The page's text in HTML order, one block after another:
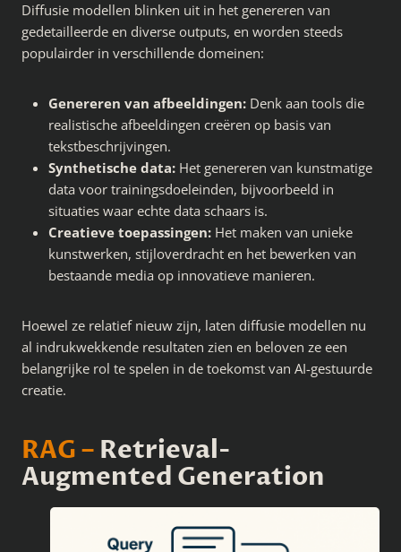
Diffusie modellen blinken uit in het genereren van
gedetailleerde en diverse outputs, en worden steeds
populairder in verschillende domeinen:
Genereren van afbeeldingen: Denk aan tools die
realistische afbeeldingen creëren op basis van
tekstbeschrijvingen.
Synthetische data: Het genereren van kunstmatige
data voor trainingsdoeleinden, bijvoorbeeld in
situaties waar echte data schaars is.
Creatieve toepassingen: Het maken van unieke
kunstwerken, stijloverdracht en het bewerken van
bestaande media op innovatieve manieren.
Hoewel ze relatief nieuw zijn, laten diffusie modellen nu
al indrukwekkende resultaten zien en beloven ze een
belangrijke rol te spelen in de toekomst van AI-gestuurde
creatie.
RAG – Retrieval-
Augmented Generation